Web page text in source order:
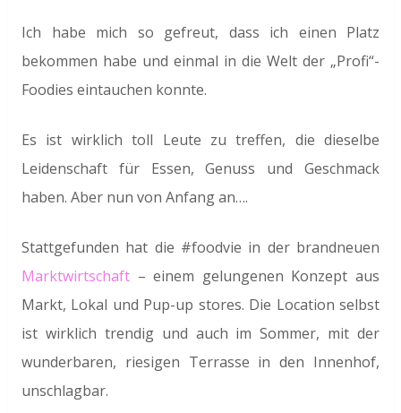
Ich habe mich so gefreut, dass ich einen Platz
bekommen habe und einmal in die Welt der „Profi“-
Foodies eintauchen konnte.
Es ist wirklich toll Leute zu treffen, die dieselbe
Leidenschaft für Essen, Genuss und Geschmack
haben. Aber nun von Anfang an….
Stattgefunden hat die #foodvie in der brandneuen
Marktwirtschaft – einem gelungenen Konzept aus
Markt, Lokal und Pup-up stores. Die Location selbst
ist wirklich trendig und auch im Sommer, mit der
wunderbaren, riesigen Terrasse in den Innenhof,
unschlagbar.